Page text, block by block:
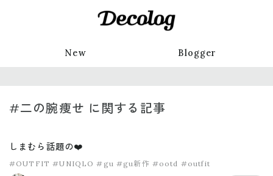
New Blogger
#二の腕痩せ に関する記事
しまむら話題の❤️
#OUTFIT #UNIQLO #gu #gu新作 #ootd #outfit